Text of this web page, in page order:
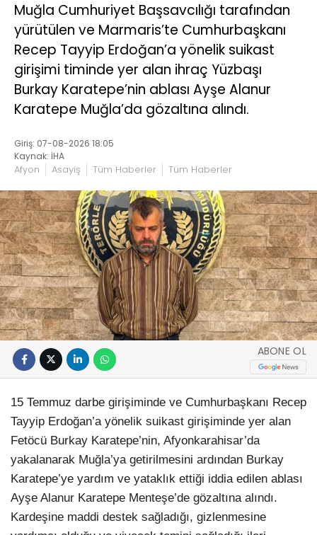
Muğla Cumhuriyet Başsavcılığı tarafından
yürütülen ve Marmaris’te Cumhurbaşkanı
Recep Tayyip Erdoğan’a yönelik suikast
girişimi timinde yer alan ihraç Yüzbaşı
Burkay Karatepe’nin ablası Ayşe Alanur
Karatepe Muğla’da gözaltına alındı.
Giriş: 07-08-2026 18:05
Kaynak: İHA
Afyon Asayiş Tüm Haberler Tüm Haberler
ABONE OL
15 Temmuz darbe girişiminde ve Cumhurbaşkanı Recep
Tayyip Erdoğan’a yönelik suikast girişiminde yer alan
Fetöcü Burkay Karatepe’nin, Afyonkarahisar’da
yakalanarak Muğla’ya getirilmesini ardından Burkay
Karatepe’ye yardım ve yataklık ettiği iddia edilen ablası
Ayşe Alanur Karatepe Menteşe’de gözaltına alındı.
Kardeşine maddi destek sağladığı, gizlenmesine